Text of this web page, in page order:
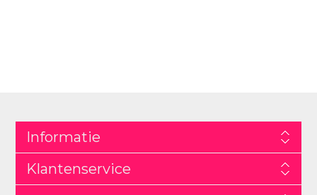
Informatie
Klantenservice